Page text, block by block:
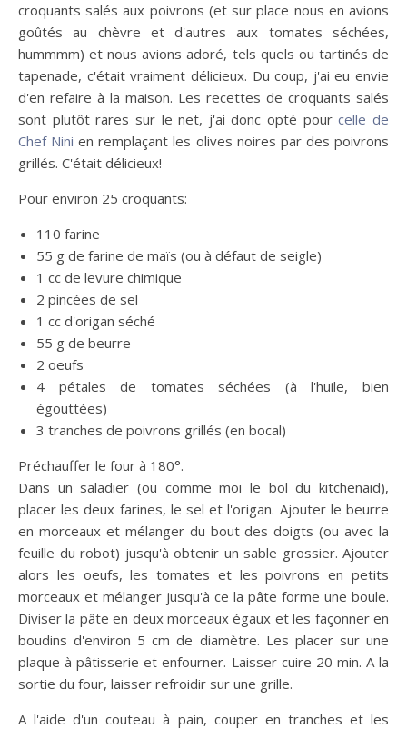
croquants salés aux poivrons (et sur place nous en avions
goûtés au chèvre et d'autres aux tomates séchées,
hummmm) et nous avions adoré, tels quels ou tartinés de
tapenade, c'était vraiment délicieux. Du coup, j'ai eu envie
d'en refaire à la maison. Les recettes de croquants salés
sont plutôt rares sur le net, j'ai donc opté pourcelle de
Chef Nini en remplaçant les olives noires par des poivrons
grillés. C'était délicieux!
Pour environ 25 croquants:
110 farine
55 g de farine de maïs (ou à défaut de seigle)
1 cc de levure chimique
2 pincées de sel
1 cc d'origan séché
55 g de beurre
2 oeufs
4 pétales de tomates séchées (à l'huile, bien
égouttées)
3 tranches de poivrons grillés (en bocal)
Préchauffer le four à 180°.
Dans un saladier (ou comme moi le bol du kitchenaid),
placer les deux farines, le sel et l'origan. Ajouter le beurre
en morceaux et mélanger du bout des doigts(ou avec la
feuille du robot) jusqu'à obtenir un sable grossier. Ajouter
alors les oeufs, les tomates et les poivrons en petits
morceaux et mélanger jusqu'à ce la pâte forme une boule.
Diviser la pâte en deux morceaux égaux et les façonner en
boudins d'environ 5 cm de diamètre. Les placer sur une
plaque à pâtisserie et enfourner. Laisser cuire 20 min. A la
sortie du four, laisser refroidir sur une grille.
A l'aide d'un couteau à pain, couper en tranches et les